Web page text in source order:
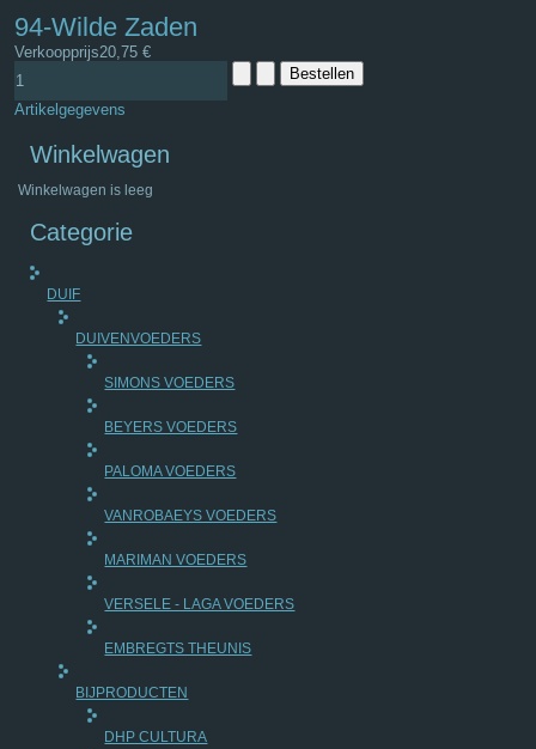
94-Wilde Zaden
Verkoopprijs20,75 €
Artikelgegevens
Winkelwagen
Winkelwagen is leeg
Categorie
DUIF
DUIVENVOEDERS
SIMONS VOEDERS
BEYERS VOEDERS
PALOMA VOEDERS
VANROBAEYS VOEDERS
MARIMAN VOEDERS
VERSELE - LAGA VOEDERS
EMBREGTS THEUNIS
BIJPRODUCTEN
DHP CULTURA